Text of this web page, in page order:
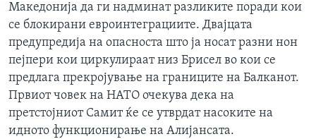
Македонија да ги надминат разликите поради кои
се блокирани евроинтеграциите. Двајцата
предупредија на опасноста што ја носат разни нон
пејпери кои циркулираат низ Брисел во кои се
предлага прекројување на границите на Балканот.
Првиот човек на НАТО очекува дека на
претстојниот Самит ќе се утврдат насоките на
идното функционирање на Алијансата.